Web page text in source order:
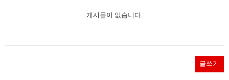
게시물이 없습니다.
글쓰기